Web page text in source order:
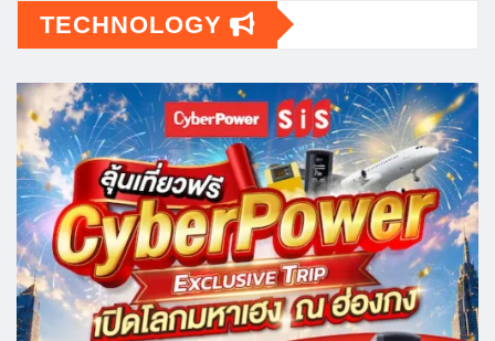
TECHNOLOGY